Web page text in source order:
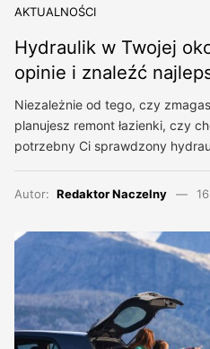
AKTUALNOŚCI
Hydraulik w Twojej
opinie i znaleźć
Niezależnie od tego, czy
planujesz remont łazienki, czy
potrzebny Ci sprawdzony
Autor: Redaktor Naczelny